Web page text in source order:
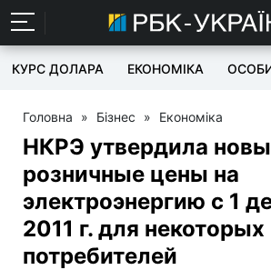
КУРС ДОЛАРА ЕКОНОМІКА
Головна » Бізнес » Економіка
НКРЭ утвердила
розничные цены на
электроэнергию с 1
2011 г. для некоторых
потребителей